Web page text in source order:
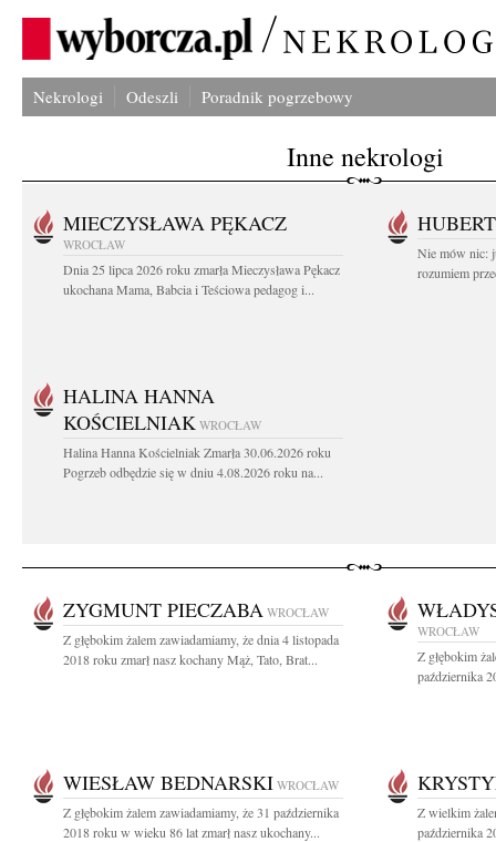
Nekrologi Odeszli Poradnik pogrzebowy
Inne nekrologi
MIECZYSŁAWA PĘKACZ
WROCŁAW
Dnia 25 lipca 2026 roku zmarła Mieczysława Pękacz
ukochana Mama, Babcia i Teściowa pedagog i...
Nie mów nic:
rozumiem
HALINA HANNA
KOŚCIELNIAK WROCŁAW
Halina Hanna Kościelniak Zmarła 30.06.2026 roku
Pogrzeb odbędzie się w dniu 4.08.2026 roku na...
ZYGMUNT PIECZABA WROCŁAW
Z głębokim żalem zawiadamiamy, że dnia 4 listopada
2018 roku zmarł nasz kochany Mąż, Tato, Brat...
WROCŁAW
Z głębokim
października
WIESŁAW BEDNARSKI WROCŁAW
Z głębokim żalem zawiadamiamy, że 31 października
2018 roku w wieku 86 lat zmarł nasz ukochany...
Z wielkim
października